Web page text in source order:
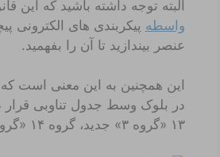
البته توجه داشته باشید که
واسطه پیکربندی های الکترونی
عنصر بیندازید تا آن را بفهمید.
این همچنین به این معنی است
۱۳ «گروه ۳» جدید، گروه ۱۴ «گروه ۴» جدید ما و غیره است.